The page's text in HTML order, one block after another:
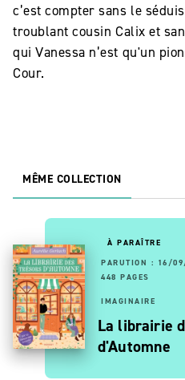
c’est compter sans le
troublant cousin Calix et
qui Vanessa n’est qu'un
Cour.
MÊME COLLECTION
À PARAÎTRE
PARUTION : 16/
448 PAGES
IMAGINAIRE
La librairie
d'Automne